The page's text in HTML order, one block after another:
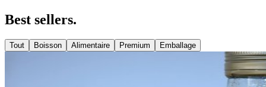
Best sellers.
Tout Boisson Alimentaire Premium Emballage